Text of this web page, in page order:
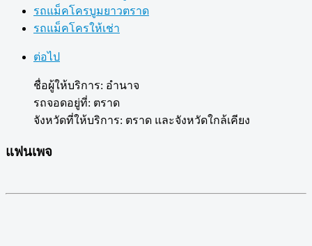
รถแม็คโครบูมยาวตราด
รถแม็คโครให้เช่า
ต่อไป
ชื่อผู้ให้บริการ: อำนาจ
รถจอดอยู่ที่: ตราด
จังหวัดที่ให้บริการ: ตราด และจังหวัดใกล้เคียง
แฟนเพจ